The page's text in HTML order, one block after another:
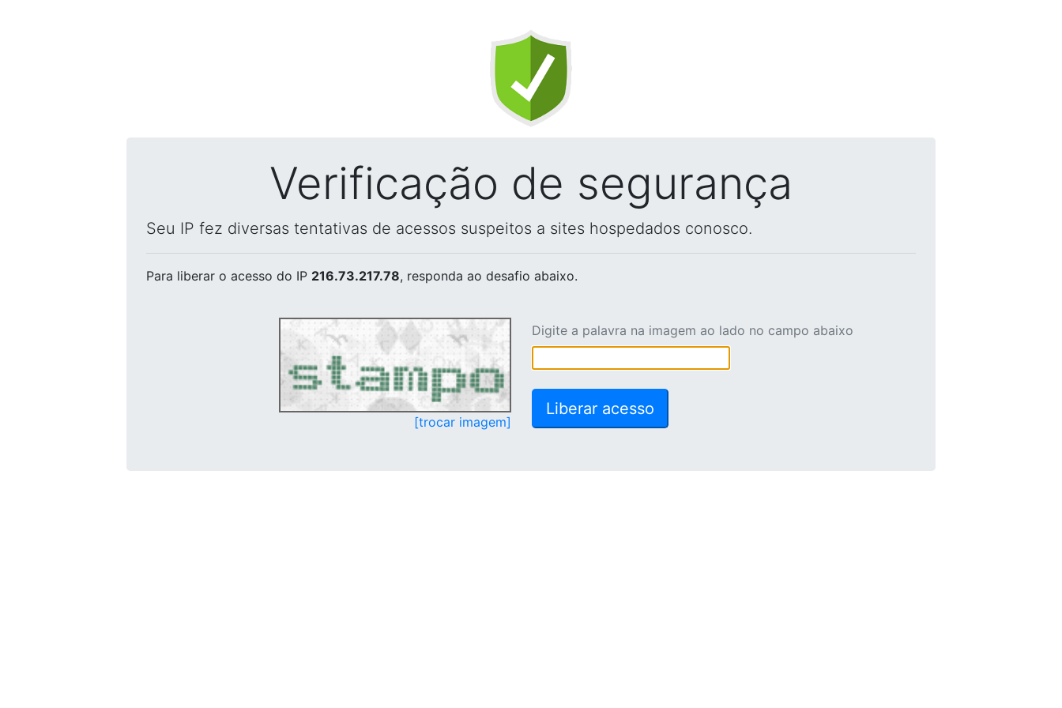
Verificação de segurança
Seu IP fez diversas tentativas de acessos suspeitos a sites hospedados conosco.
Para liberar o acesso do IP 216.73.217.78, responda ao desafio abaixo.
[trocar imagem]
Digite a palavra na imagem ao lado no campo abaixo